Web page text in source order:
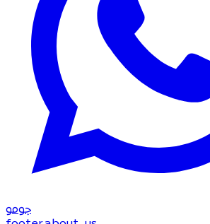
جومو